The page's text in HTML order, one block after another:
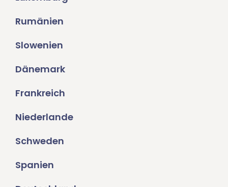
Rumänien
Slowenien
Dänemark
Frankreich
Niederlande
Schweden
Spanien